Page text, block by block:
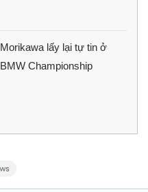
Morikawa lấy lại tự tin ở
BMW Championship